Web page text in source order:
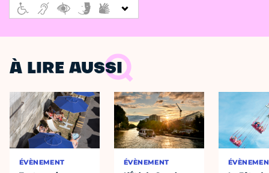
À LIRE AUSSI
ÉVÈNEMENT ÉVÈNEMENT